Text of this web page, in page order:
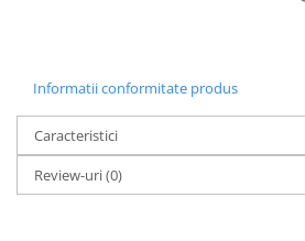
Informatii conformitate produs
Caracteristici
Review-uri(0)